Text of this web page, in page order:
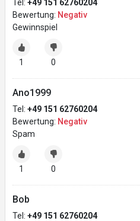
Tel: +49 151 62760204
Bewertung: Negativ
Gewinnspiel
1 0
Ano1999
Tel: +49 151 62760204
Bewertung: Negativ
Spam
1 0
Bob
Tel: +49 151 62760204